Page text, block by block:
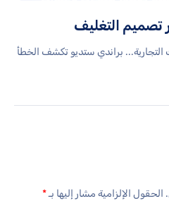
تصميم التغليف
التجارية... براندي ستديو تكشف الخطأ
الحقول الإلزامية مشار إليها بـ*